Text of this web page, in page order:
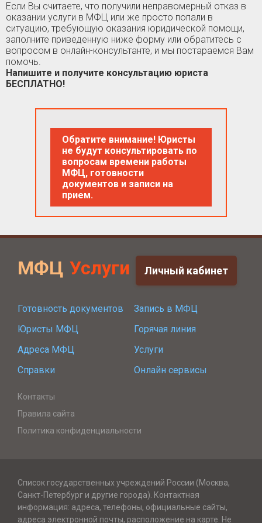
Если Вы считаете, что получили неправомерный отказ в
оказании услуги в МФЦ или же просто попали в
ситуацию, требующую оказания юридической помощи,
заполните приведенную ниже форму или обратитесь с
вопросом в онлайн-консультанте, и мы постараемся Вам
помочь.
Напишите и получите консультацию юриста
БЕСПЛАТНО!
Обратите внимание! Юристы
не будут консультировать по
вопросам времени работы
МФЦ, готовности
документов и записи на
прием.
МФЦ Услуги Личный кабинет
Готовность документов
Запись в МФЦ
Юристы МФЦ
Горячая линия
Адреса МФЦ
Услуги
Справки
Онлайн сервисы
Контакты
Правила сайта
Политика конфиденциальности
Список государственных учреждений России (Москва,
Санкт-Петербург и другие города). Контактная
информация: адреса, телефоны, официальные сайты,
адреса электронной почты, расположение на карте. Не